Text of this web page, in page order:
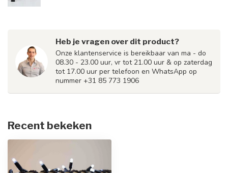
Heb je vragen over dit product?
Onze klantenservice is bereikbaar van ma - do
08.30 - 23.00 uur, vr tot 21.00 uur & op zaterdag
tot 17.00 uur per telefoon en WhatsApp op
nummer +31 85 773 1906
Recent bekeken